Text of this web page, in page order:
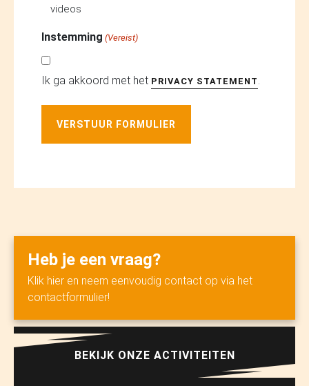
videos
Instemming (Vereist)
Ik ga akkoord met het PRIVACY STATEMENT .
VERSTUUR FORMULIER
Heb je een vraag?
Klik hier en neem eenvoudig contact op via het
contactformulier!
BEKIJK ONZE ACTIVITEITEN